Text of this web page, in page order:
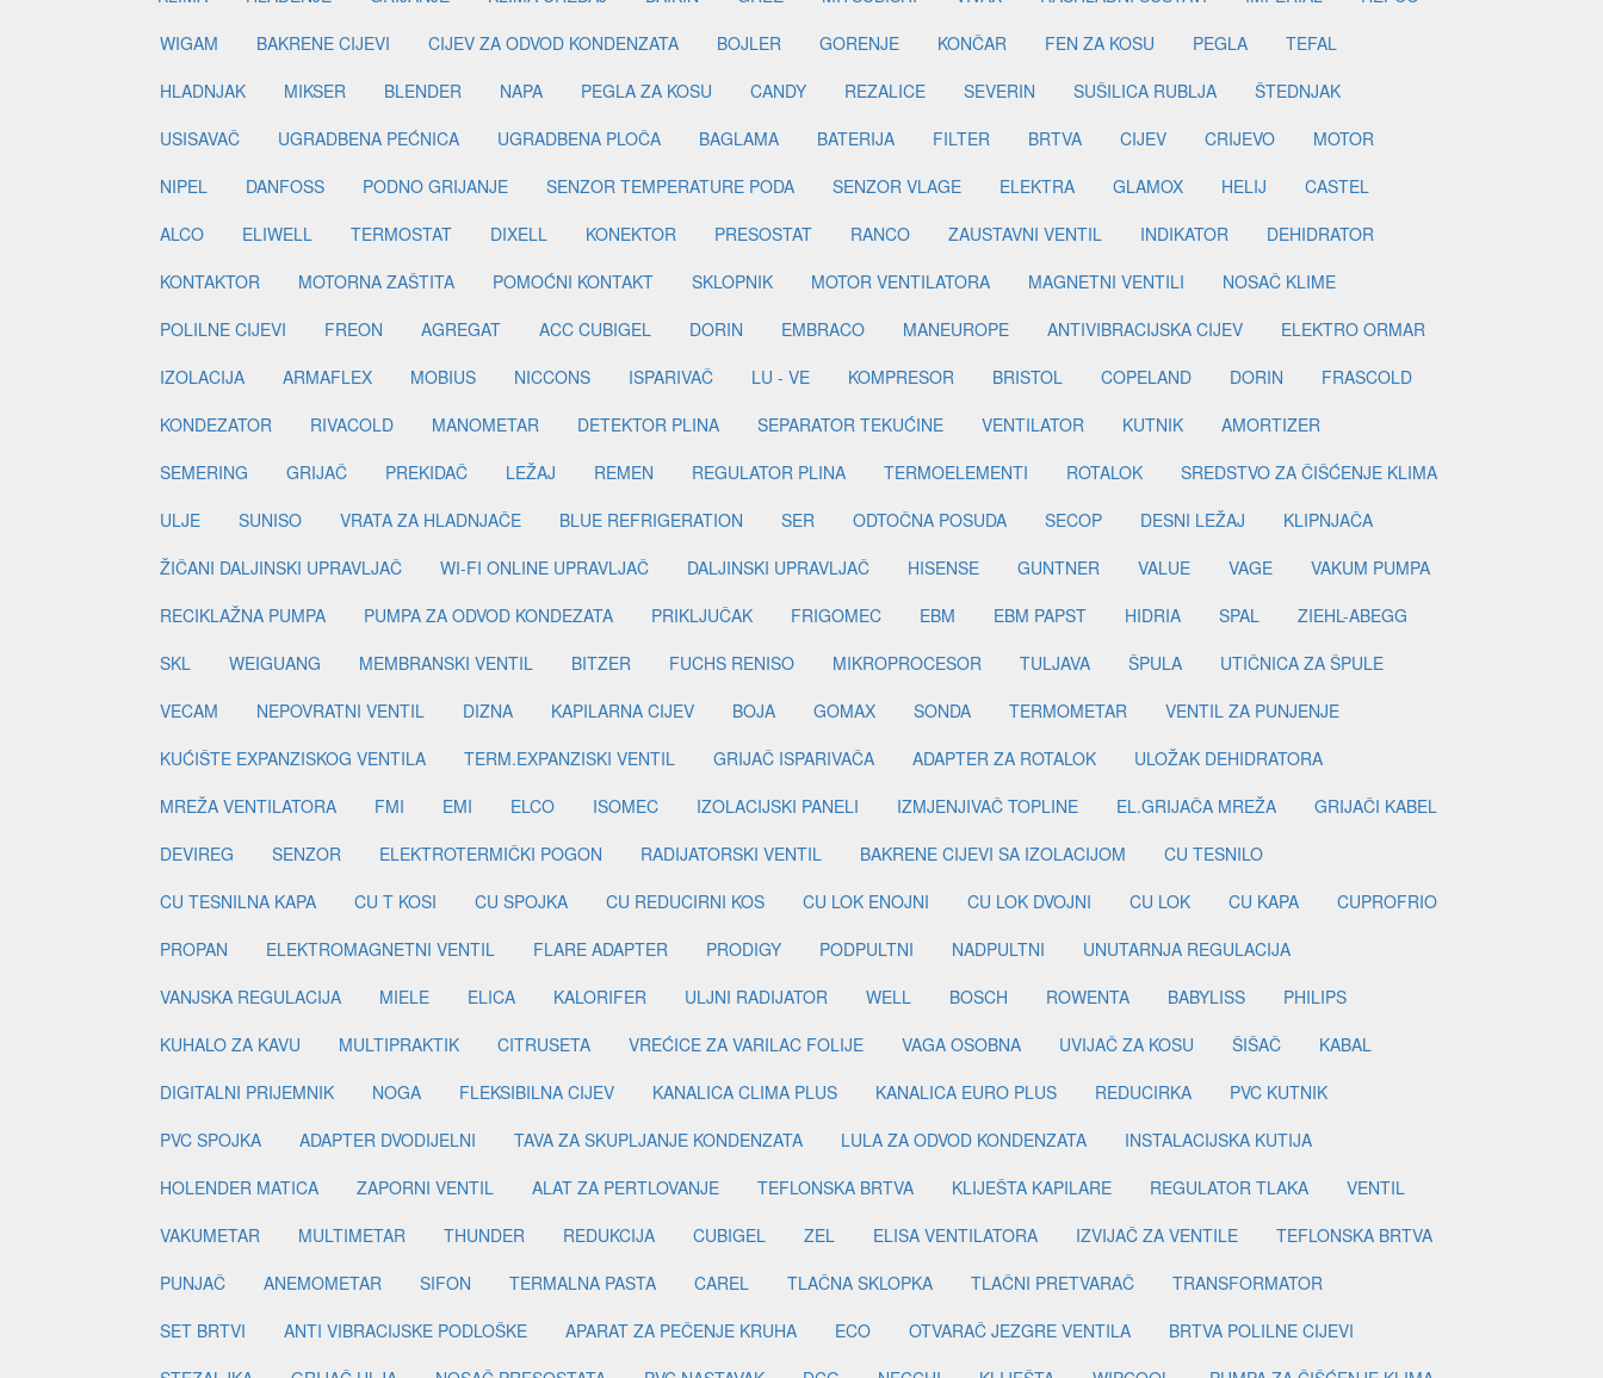
WIGAM
BAKRENE CIJEVI CIJEV ZA ODVOD KONDENZATA BOJLER GORENJE KONČAR FEN ZA KOSU PEGLA
TEFAL
HLADNJAK
MIKSER BLENDER NAPA PEGLA ZA KOSU CANDY REZALICE SEVERIN SUŠILICA RUBLJA
ŠTEDNJAK
USISAVAČ
UGRADBENA PEĆNICA UGRADBENA PLOČA BAGLAMA BATERIJA FILTER BRTVA CIJEV CRIJEVO
MOTOR
NIPEL
DANFOSS PODNO GRIJANJE SENZOR TEMPERATURE PODA SENZOR VLAGE ELEKTRA GLAMOX HELIJ
CASTEL
ALCO
ELIWELL TERMOSTAT DIXELL KONEKTOR PRESOSTAT RANCO ZAUSTAVNI VENTIL INDIKATOR
DEHIDRATOR
KONTAKTOR
MOTORNA ZAŠTITA POMOĆNI KONTAKT SKLOPNIK MOTOR VENTILATORA MAGNETNI VENTILI
NOSAČ KLIME
POLILNE CIJEVI
FREON AGREGAT ACC CUBIGEL DORIN EMBRACO MANEUROPE ANTIVIBRACIJSKA CIJEV
ELEKTRO ORMAR
IZOLACIJA
ARMAFLEX MOBIUS NICCONS ISPARIVAČ LU - VE KOMPRESOR BRISTOL COPELAND DORIN
FRASCOLD
KONDEZATOR
RIVACOLD MANOMETAR DETEKTOR PLINA SEPARATOR TEKUĆINE VENTILATOR KUTNIK
AMORTIZER
SEMERING
GRIJAČ PREKIDAČ LEŽAJ REMEN REGULATOR PLINA TERMOELEMENTI ROTALOK
SREDSTVO ZA ČIŠĆENJE KLIMA
ULJE
SUNISO VRATA ZA HLADNJAČE BLUE REFRIGERATION SER ODTOČNA POSUDA SECOP DESNI LEŽAJ
KLIPNJAČA
ŽIČANI DALJINSKI UPRAVLJAČ
WI-FI ONLINE UPRAVLJAČ DALJINSKI UPRAVLJAČ HISENSE GUNTNER VALUE VAGE
VAKUM PUMPA
RECIKLAŽNA PUMPA
PUMPA ZA ODVOD KONDEZATA PRIKLJUČAK FRIGOMEC EBM EBM PAPST HIDRIA SPAL
ZIEHL-ABEGG
SKL
WEIGUANG MEMBRANSKI VENTIL BITZER FUCHS RENISO MIKROPROCESOR TULJAVA ŠPULA
UTIČNICA ZA ŠPULE
VECAM
NEPOVRATNI VENTIL DIZNA KAPILARNA CIJEV BOJA GOMAX SONDA TERMOMETAR
VENTIL ZA PUNJENJE
KUĆIŠTE EXPANZISKOG VENTILA
TERM.EXPANZISKI VENTIL GRIJAČ ISPARIVAČA ADAPTER ZA ROTALOK
ULOŽAK DEHIDRATORA
MREŽA VENTILATORA
FMI EMI ELCO ISOMEC IZOLACIJSKI PANELI IZMJENJIVAČ TOPLINE EL.GRIJAČA MREŽA
GRIJAČI KABEL
DEVIREG
SENZOR ELEKTROTERMIČKI POGON RADIJATORSKI VENTIL BAKRENE CIJEVI SA IZOLACIJOM
CU TESNILO
CU TESNILNA KAPA
CU T KOSI CU SPOJKA CU REDUCIRNI KOS CU LOK ENOJNI CU LOK DVOJNI CU LOK CU KAPA
CUPROFRIO
PROPAN
ELEKTROMAGNETNI VENTIL FLARE ADAPTER PRODIGY PODPULTNI NADPULTNI
UNUTARNJA REGULACIJA
VANJSKA REGULACIJA
MIELE ELICA KALORIFER ULJNI RADIJATOR WELL BOSCH ROWENTA BABYLISS
PHILIPS
KUHALO ZA KAVU
MULTIPRAKTIK CITRUSETA VREĆICE ZA VARILAC FOLIJE VAGA OSOBNA UVIJAČ ZA KOSU ŠIŠAČ
KABAL
DIGITALNI PRIJEMNIK
NOGA FLEKSIBILNA CIJEV KANALICA CLIMA PLUS KANALICA EURO PLUS REDUCIRKA
PVC KUTNIK
PVC SPOJKA
ADAPTER DVODIJELNI TAVA ZA SKUPLJANJE KONDENZATA LULA ZA ODVOD KONDENZATA
INSTALACIJSKA KUTIJA
HOLENDER MATICA
ZAPORNI VENTIL ALAT ZA PERTLOVANJE TEFLONSKA BRTVA KLIJEŠTA KAPILARE REGULATOR TLAKA
VENTIL
VAKUMETAR
MULTIMETAR THUNDER REDUKCIJA CUBIGEL ZEL ELISA VENTILATORA IZVIJAČ ZA VENTILE
TEFLONSKA BRTVA
PUNJAČ
ANEMOMETAR SIFON TERMALNA PASTA CAREL TLAČNA SKLOPKA TLAČNI PRETVARAČ
TRANSFORMATOR
SET BRTVI
ANTI VIBRACIJSKE PODLOŠKE APARAT ZA PEČENJE KRUHA ECO OTVARAČ JEZGRE VENTILA
BRTVA POLILNE CIJEVI